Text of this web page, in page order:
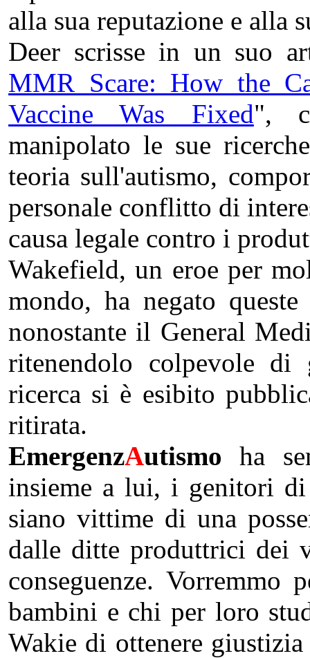
alla sua reputazione e alla
Deer scrisse in un suo
MMR Scare: How the
Vaccine Was Fixed",
manipolato le sue
teoria sull'autismo,
personale conflitto di
causa legale contro i
Wakefield, un eroe per
mondo, ha negato
nonostante il General
ritenendolo colpevole di
ricerca si è esibito
ritirata.
EmergenzAutismo ha
insieme a lui, i genitori
siano vittime di una
dalle ditte produttrici dei
conseguenze.
bambini e chi per loro
Wakie di ottenere